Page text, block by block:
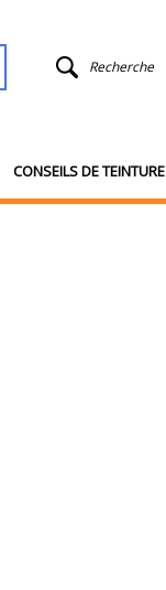
Recherche
CONSEILS DE TEINTURE